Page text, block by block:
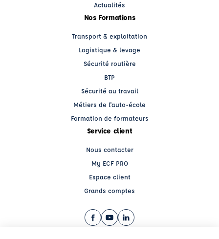
Actualités
Nos Formations
Transport & exploitation
Logistique & levage
Sécurité routière
BTP
Sécurité au travail
Métiers de l'auto-école
Formation de formateurs
Service client
Nous contacter
My ECF PRO
Espace client
Grands comptes
Facebook (nouvelle fenêtre)
YouTube (nouvelle fenêtre)
LinkedIn (nouvelle fenêtre)